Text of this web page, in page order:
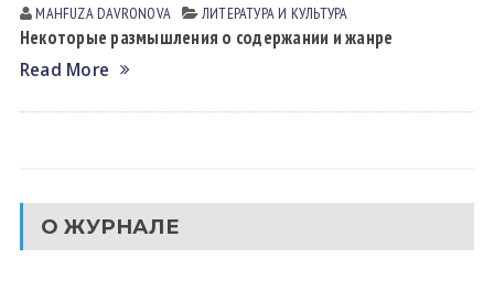
MAHFUZA DАVRONOVА ЛИТЕРАТУРА И КУЛЬТУРА
Некоторые размышления о содержании и жанре
Read More
О ЖУРНАЛЕ